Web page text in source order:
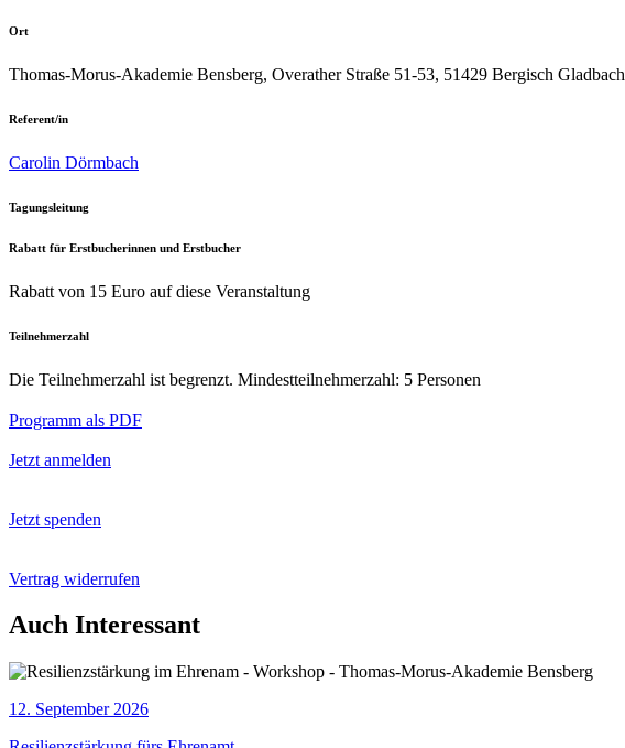
Ort
Thomas-Morus-Akademie Bensberg, Overather Straße 51-53, 51429 Bergisch Gladbach
Referent/in
Carolin Dörmbach
Tagungsleitung
Rabatt für Erstbucherinnen und Erstbucher
Rabatt von 15 Euro auf diese Veranstaltung
Teilnehmerzahl
Die Teilnehmerzahl ist begrenzt. Mindestteilnehmerzahl: 5 Personen
Programm als PDF
Jetzt anmelden
Jetzt spenden
Vertrag widerrufen
Auch Interessant
12. September 2026